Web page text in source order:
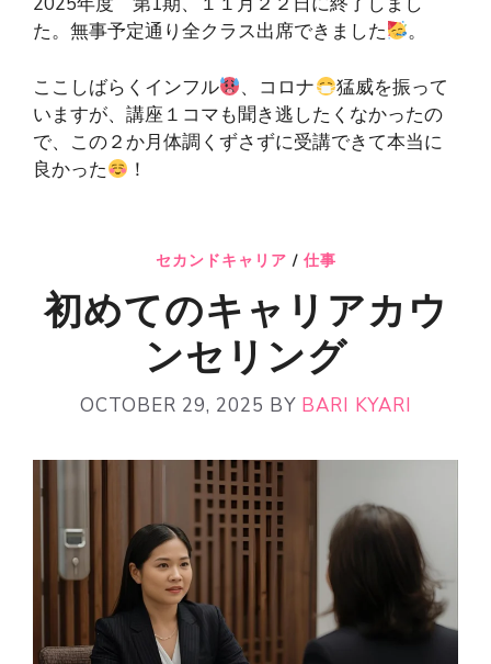
た。無事予定通り全クラス出席できました
。
ここしばらくインフル 、コロナ
猛威を振って
いますが、講座１コマも聞き逃したくなかったの
で、この２か月体調くずさずに受講できて本当に
良かった
！
セカンドキャリア / 仕事
初めてのキャリアカウ
ンセリング
OCTOBER 29, 2025 BY BARI KYARI